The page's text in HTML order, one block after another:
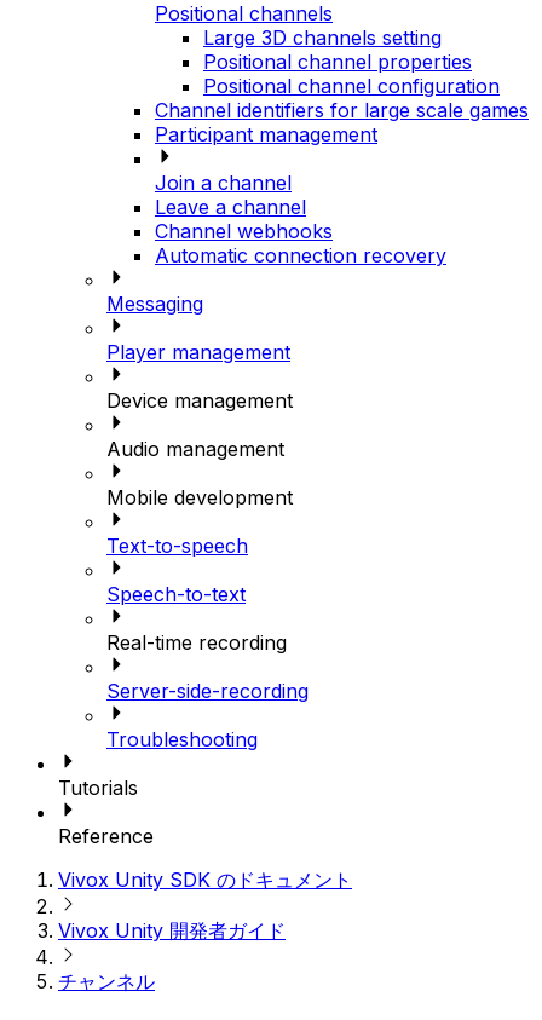
Positional channels
Large 3D channels setting
Positional channel properties
Positional channel configuration
Channel identifiers for large scale games
Participant management
Join a channel
Leave a channel
Channel webhooks
Automatic connection recovery
Messaging
Player management
Device management
Audio management
Mobile development
Text-to-speech
Speech-to-text
Real-time recording
Server-side-recording
Troubleshooting
Tutorials
Reference
Vivox Unity SDK のドキュメント
Vivox Unity 開発者ガイド
チャンネル